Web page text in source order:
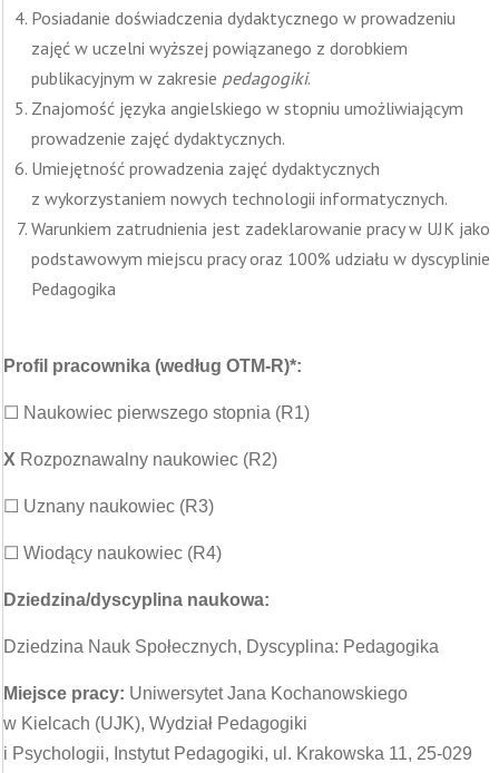
Posiadanie doświadczenia dydaktycznego w prowadzeniu
zajęć w uczelni wyższej powiązanego z dorobkiem
publikacyjnym w zakresie pedagogiki.
Znajomość języka angielskiego w stopniu umożliwiającym
prowadzenie zajęć dydaktycznych.
Umiejętność prowadzenia zajęć dydaktycznych
z wykorzystaniem nowych technologii informatycznych.
Warunkiem zatrudnienia jest zadeklarowanie pracy w UJK jako
podstawowym miejscu pracy oraz 100% udziału w dyscyplinie
Pedagogika
Profil pracownika (według OTM-R)*:
☐ Naukowiec pierwszego stopnia (R1)
X Rozpoznawalny naukowiec (R2)
☐ Uznany naukowiec (R3)
☐ Wiodący naukowiec (R4)
Dziedzina/dyscyplina naukowa:
Dziedzina Nauk Społecznych, Dyscyplina: Pedagogika
Miejsce pracy: Uniwersytet Jana Kochanowskiego
w Kielcach (UJK), Wydział Pedagogiki
i Psychologii, Instytut Pedagogiki, ul. Krakowska 11, 25-029